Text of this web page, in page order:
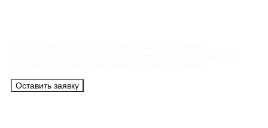
Оставить заявку